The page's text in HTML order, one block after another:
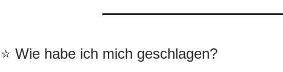
⭐️️ Wie habe ich mich geschlagen?